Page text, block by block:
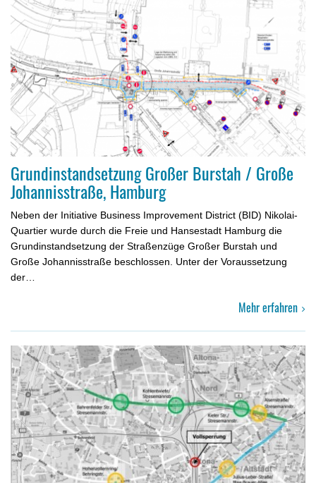
Grundinstandsetzung Großer Burstah / Große
Johannisstraße, Hamburg
Neben der Initiative Business Improvement District (BID) Nikolai-
Quartier wurde durch die Freie und Hansestadt Hamburg die
Grund­instandsetzung der Straßenzüge Großer Burstah und
Große Johann­isstraße beschlossen. Unter der Voraussetzung
der…
Mehr erfahren